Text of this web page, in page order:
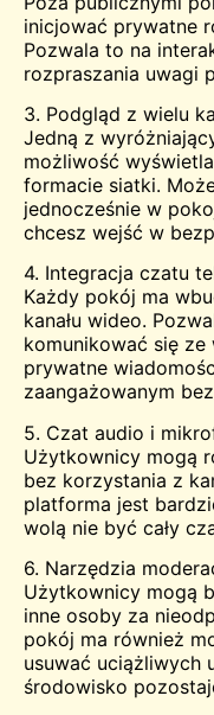
inicjować prywatne
Pozwala to na
rozpraszania uwagi
3. Podgląd z wielu
Jedną z
możliwość
formacie siatki.
jednocześnie w
chcesz wejść w
4. Integracja czatu
Każdy pokój ma
kanału wideo.
komunikować się ze
prywatne
zaangażowanym
5. Czat audio i
Użytkownicy mogą
bez korzystania z
platforma jest
wolą nie być cały
6. Narzędzia
Użytkownicy mogą
inne osoby za
pokój ma również
usuwać uciążliwych
środowisko